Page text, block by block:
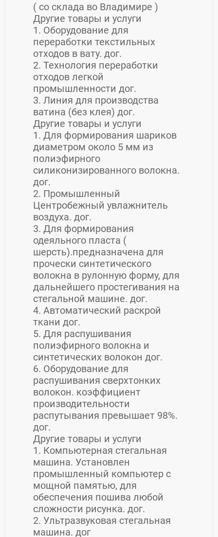
( со склада во Владимире )
Другие товары и услуги
1. Оборудование для
переработки текстильных
отходов в вату. дог.
2. Технология переработки
отходов легкой
промышленности дог.
3. Линия для производства
ватина (без клея) дог.
Другие товары и услуги
1. Для формирования шариков
диаметром около 5 мм из
полиэфирного
силиконизированного волокна.
дог.
2. Промышленный
Центробежный увлажнитель
воздуха. дог.
3. Для формирования
одеяльного пласта (
шерсть).предназначена для
прочески синтетического
волокна в рулонную форму, для
дальнейшего простегивания на
стегальной машине. дог.
4. Автоматический раскрой
ткани дог.
5. Для распушивания
полиэфирного волокна и
синтетических волокон дог.
6. Оборудование для
распушивания сверхтонких
волокон. коэффициент
производительности
распутывания превышает 98%.
дог.
Другие товары и услуги
1. Компьютерная стегальная
машина. Установлен
промышленный компьютер с
мощной памятью, для
обеспечения пошива любой
сложности рисунка. дог.
2. Ультразвуковая стегальная
машина. дог